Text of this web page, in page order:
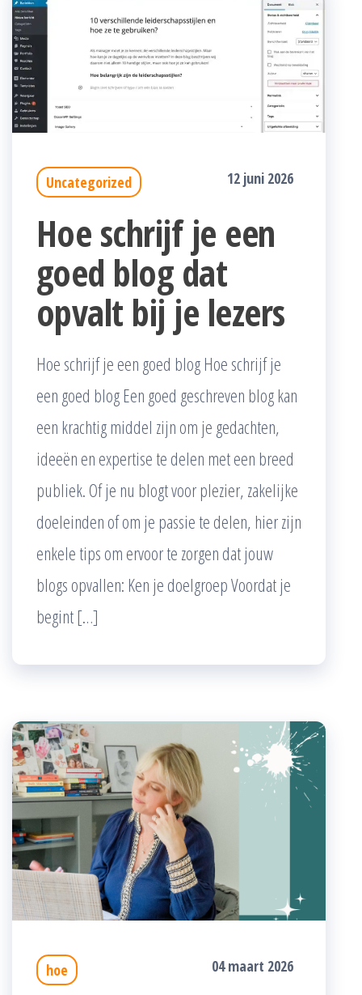
Uncategorized 12 juni 2026
Hoe schrijf je een
goed blog dat
opvalt bij je lezers
Hoe schrijf je een goed blog Hoe schrijf je
een goed blog Een goed geschreven blog kan
een krachtig middel zijn om je gedachten,
ideeën en expertise te delen met een breed
publiek. Of je nu blogt voor plezier, zakelijke
doeleinden of om je passie te delen, hier zijn
enkele tips om ervoor te zorgen dat jouw
blogs opvallen: Ken je doelgroep Voordat je
begint […]
hoe 04 maart 2026